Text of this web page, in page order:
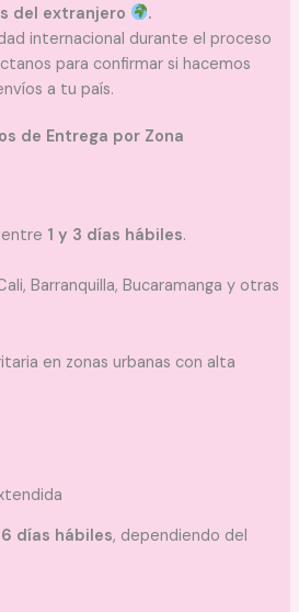
del extranjero
.
internacional durante el proceso
para confirmar si hacemos
a tu país.
de Entrega por Zona
1 y 3 días hábiles.
Barranquilla, Bucaramanga y otras
en zonas urbanas con alta
días hábiles, dependiendo del